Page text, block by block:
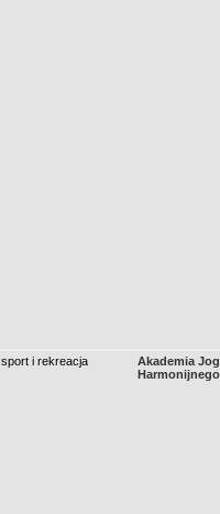
sport i rekreacja
Akademia